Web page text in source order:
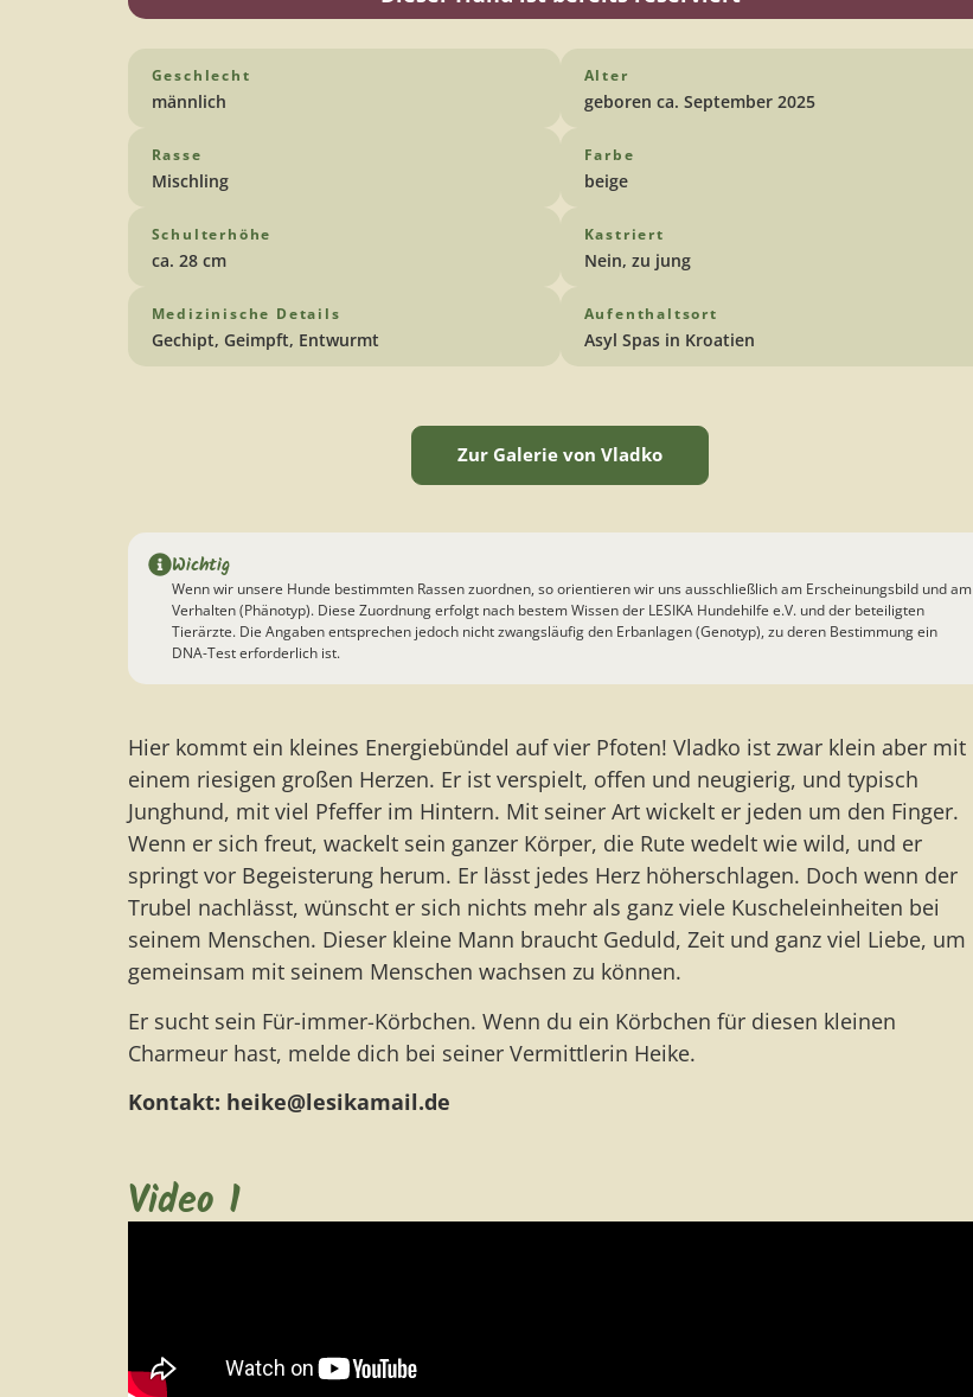
Geschlecht
männlich
Alter
geboren ca. September 2025
Rasse
Mischling
Farbe
beige
Schulterhöhe
ca. 28 cm
Kastriert
Nein, zu jung
Medizinische Details
Gechipt, Geimpft, Entwurmt
Aufenthaltsort
Asyl Spas in Kroatien
Zur Galerie von Vladko
Wichtig
Wenn wir unsere Hunde bestimmten Rassen zuordnen, so orientieren wir uns ausschließlich am Erscheinungsbild und am
Verhalten (Phänotyp). Diese Zuordnung erfolgt nach bestem Wissen der LESIKA Hundehilfe e.V. und der beteiligten
Tierärzte. Die Angaben entsprechen jedoch nicht zwangsläufig den Erbanlagen (Genotyp), zu deren Bestimmung ein
DNA-Test erforderlich ist.
Hier kommt ein kleines Energiebündel auf vier Pfoten! Vladko ist zwar klein aber mit
einem riesigen großen Herzen. Er ist verspielt, offen und neugierig, und typisch
Junghund, mit viel Pfeffer im Hintern. Mit seiner Art wickelt er jeden um den Finger.
Wenn er sich freut, wackelt sein ganzer Körper, die Rute wedelt wie wild, und er
springt vor Begeisterung herum. Er lässt jedes Herz höherschlagen. Doch wenn der
Trubel nachlässt, wünscht er sich nichts mehr als ganz viele Kuscheleinheiten bei
seinem Menschen. Dieser kleine Mann braucht Geduld, Zeit und ganz viel Liebe, um
gemeinsam mit seinem Menschen wachsen zu können.
Er sucht sein Für-immer-Körbchen. Wenn du ein Körbchen für diesen kleinen
Charmeur hast, melde dich bei seiner Vermittlerin Heike.
Kontakt: heike@lesikamail.de
Video 1